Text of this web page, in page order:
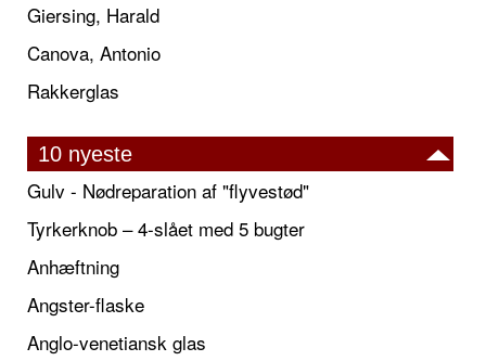
Giersing, Harald
Canova, Antonio
Rakkerglas
10 nyeste
Gulv - Nødreparation af "flyvestød"
Tyrkerknob – 4-slået med 5 bugter
Anhæftning
Angster-flaske
Anglo-venetiansk glas